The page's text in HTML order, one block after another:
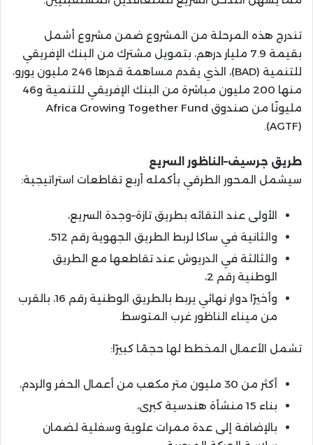
تندرج هذه المرحلة من المشروع ضمن مشروع أشمل
بقيمة 7.9 مليار درهم، بتمويل مشترك من البنك الإفريقي
للتنمية (BAD)، الذي يقدم مساهمة قدرها 246 مليون يورو،
منها 200 مليون مباشرة من البنك الإفريقي للتنمية و46
مليونًا من صندوق Africa Growing Together Fund
(AGTF).
طريق جرسيف–الناظور السريع
سيشمل المحور الطرقي بأكمله أربع تقاطعات استراتيجية:
الأولى عند التقائه بطريق تازة–وجدة السريع،
والثانية في ساكا لربط الطريق الجهوية رقم 512،
والثالثة في الدريوش عند تقاطعها مع الطريق
الوطنية رقم 2،
وأخيرًا دوار نهائي يربط بالطريق الوطنية رقم 16، بالقرب
من ميناء الناظور غرب المتوسط.
تشمل الأعمال المخطط لها حجمًا كبيرًا:
أكثر من 30 مليون متر مكعب من أعمال الحفر والردم،
بناء 15 منشأة هندسية كبرى،
بالإضافة إلى عدة ممرات علوية وسفلية لضمان